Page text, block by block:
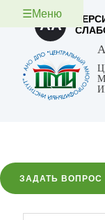
☰Меню
AA
ЗАДАТЬ ВОПРОС